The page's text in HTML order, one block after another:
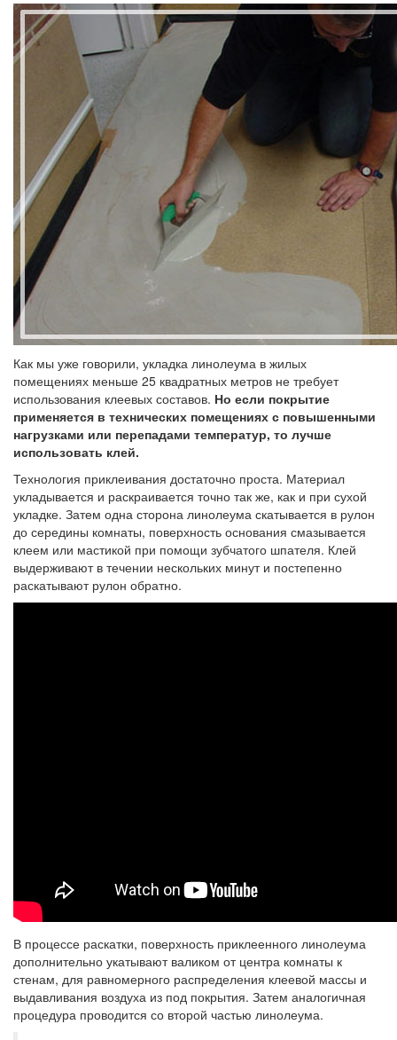
Как мы уже говорили, укладка линолеума в жилых
помещениях меньше 25 квадратных метров не требует
использования клеевых составов. Но если покрытие
применяется в технических помещениях с повышенными
нагрузками или перепадами температур, то лучше
использовать клей.
Технология приклеивания достаточно проста. Материал
укладывается и раскраивается точно так же, как и при сухой
укладке. Затем одна сторона линолеума скатывается в рулон
до середины комнаты, поверхность основания смазывается
клеем или мастикой при помощи зубчатого шпателя. Клей
выдерживают в течении нескольких минут и постепенно
раскатывают рулон обратно.
В процессе раскатки, поверхность приклеенного линолеума
дополнительно укатывают валиком от центра комнаты к
стенам, для равномерного распределения клеевой массы и
выдавливания воздуха из под покрытия. Затем аналогичная
процедура проводится со второй частью линолеума.